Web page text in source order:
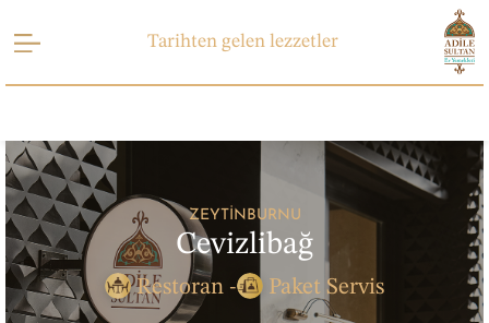
Tarihten gelen lezzetler
ZEYTINBURNU
Cevizlibağ
Restoran - Paket Servis